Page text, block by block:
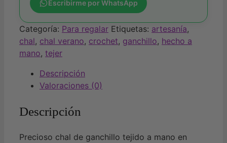
Escribirme por WhatsApp
Categoría: Para regalar Etiquetas: artesanía,
chal, chal verano, crochet, ganchillo, hecho a
mano, tejer
Descripción
Valoraciones (0)
Descripción
Precioso chal de ganchillo tejido a mano en